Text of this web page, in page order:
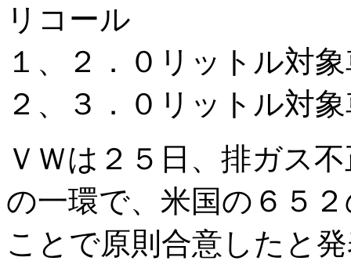
リコール
１、２．０リットル対
２、３．０リットル対
ＶＷは２５日、排ガス
の一環で、米国の６５
ことで原則合意したと